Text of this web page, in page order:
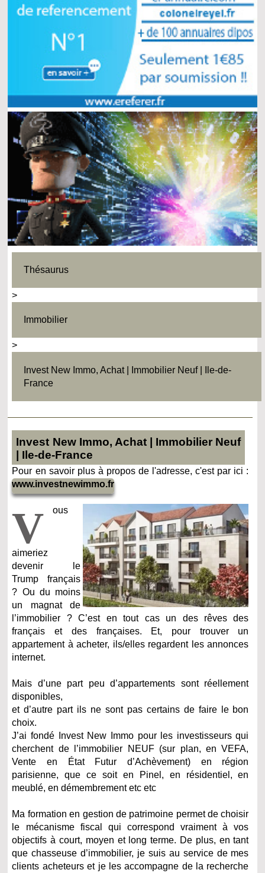
Thésaurus
>
Immobilier
>
Invest New Immo, Achat | Immobilier Neuf | Ile-de-
France
Invest New Immo, Achat | Immobilier Neuf
| Ile-de-France
Pour en savoir plus à propos de l'adresse, c'est par ici :
www.investnewimmo.fr
V ous
aimeriez
devenir le
Trump français
? Ou du moins
un magnat de
l’immobilier ? C’est en tout cas un des rêves des
français et des françaises. Et, pour trouver un
appartement à acheter, ils/elles regardent les annonces
internet.
Mais d’une part peu d’appartements sont réellement
disponibles,
et d’autre part ils ne sont pas certains de faire le bon
choix.
J’ai fondé Invest New Immo pour les investisseurs qui
cherchent de l’immobilier NEUF (sur plan, en VEFA,
Vente en État Futur d’Achèvement) en région
parisienne, que ce soit en Pinel, en résidentiel, en
meublé, en démembrement etc etc
Ma formation en gestion de patrimoine permet de choisir
le mécanisme fiscal qui correspond vraiment à vos
objectifs à court, moyen et long terme. De plus, en tant
que chasseuse d’immobilier, je suis au service de mes
clients acheteurs et je les accompagne de la recherche